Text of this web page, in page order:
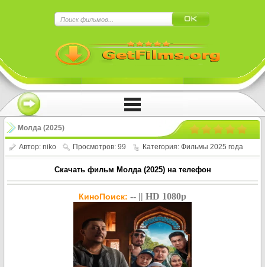
Молда (2025)
Автор: niko Просмотров: 99 Категория: Фильмы 2025 года
Скачать фильм Молда (2025) на телефон
КиноПоиск: -- || HD 1080p
Нажмите на
!!!Если Вы с телефона сперва нажмите на
троеточие в правом верхнем углу!!!